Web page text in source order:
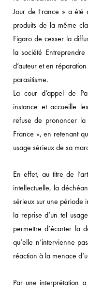
Jour de France » a
produits de la même
Figaro de cesser la
la société
d’auteur et en
parasitisme.
La cour d’appel de
instance et accueille
refuse de prononcer
France », en retenant
usage sérieux de sa
En effet, au titre de
intellectuelle, la
sérieux sur une période
la reprise d’un tel
permettre d’écarter la
qu’elle n’intervienne
réaction à la menace
Par une interprétation